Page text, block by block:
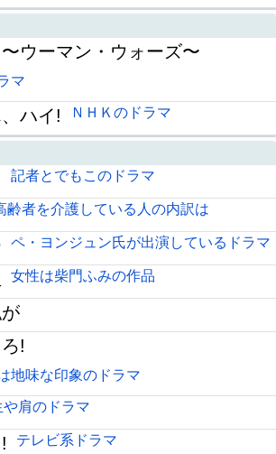
ウーマン・ウォーズ〜
マ
ハイ! ＮＨＫのドラマ
記者とでもこのドラマ
齢者を介護している人の内訳は
ペ・ヨンジュン氏が出演しているドラマ
女性は柴門ふみの作品
!
地味な印象のドラマ
や肩のドラマ
テレビ系ドラマ